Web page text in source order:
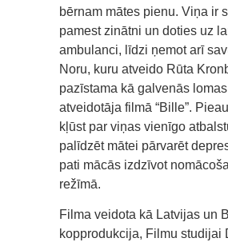
bērnam mātes pienu. Viņa ir
pamest zinātni un doties uz
ambulanci, līdzi ņemot arī
Noru, kuru atveido Rūta
pazīstama kā galvenās
atveidotāja filmā “Bille”.
kļūst par viņas vienīgo
palīdzēt mātei pārvarēt
pati mācās izdzīvot
režīmā.
Filma veidota kā Latvijas un
kopprodukcija, Filmu studijai